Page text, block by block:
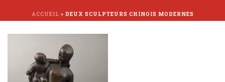
ACCUEIL » DEUX SCULPTEURS CHINOIS MODERNES